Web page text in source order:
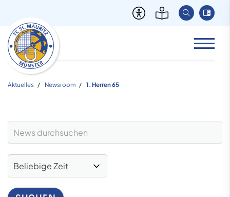
Aktuelles Newsroom 1. Herren 65